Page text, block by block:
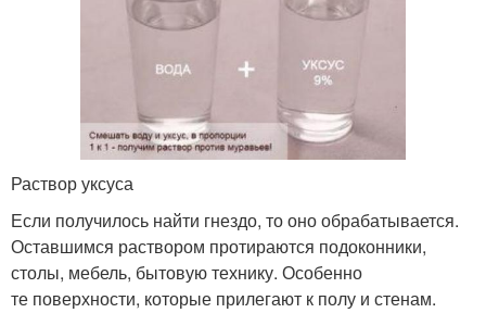
Раствор уксуса
Если получилось найти гнездо, то оно обрабатывается.
Оставшимся раствором протираются подоконники,
столы, мебель, бытовую технику. Особенно
те поверхности, которые прилегают к полу и стенам.